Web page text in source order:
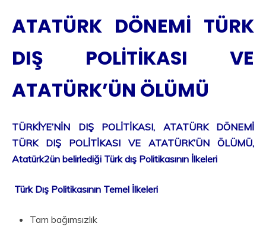
ATATÜRK DÖNEMİ TÜRK
DIŞ POLİTİKASI VE
ATATÜRK’ÜN ÖLÜMÜ
TÜRKİYE’NİN DIŞ POLİTİKASI, ATATÜRK DÖNEMİ
TÜRK DIŞ POLİTİKASI VE ATATÜRK’ÜN ÖLÜMÜ,
Atatürk2ün belirlediği Türk dış Politikasının İlkeleri
Türk Dış Politikasının Temel İlkeleri
Tam bağımsızlık